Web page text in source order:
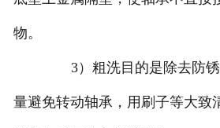
物。
3）粗洗目的是除去防锈
量避免转动轴承，用刷子等大致